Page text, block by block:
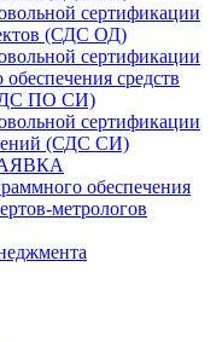
сертификации
(СДС ОД)
сертификации
средств
ПО СИ)
сертификации
(СДС СИ)
обеспечения
метрологов